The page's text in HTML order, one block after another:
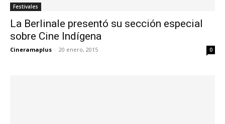
Festivales
La Berlinale presentó su sección especial
sobre Cine Indígena
Cineramaplus - 20 enero, 2015 0